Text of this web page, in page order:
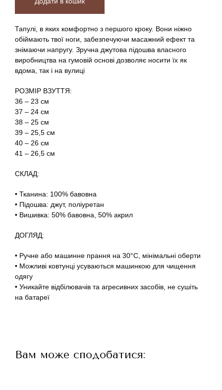
Тапулі, в яких комфортно з першого кроку. Вони ніжно
обіймають твої ноги, забезпечуючи масажний ефект та
знімаючи напругу. Зручна джутова підошва власного
виробництва на гумовій основі дозволяє носити їх як
вдома, так і на вулиці
РОЗМІР ВЗУТТЯ:
36 – 23 см
37 – 24 см
38 – 25 см
39 – 25,5 см
40 – 26 см
41 – 26,5 см
СКЛАД:
• Тканина: 100% бавовна
• Підошва: джут, поліуретан
• Вишивка: 50% бавовна, 50% акрил
ДОГЛЯД:
• Ручне або машинне прання на 30°C, мінімальні оберти
• Можливі ковтунці усуваються машинкою для чищення
одягу
• Уникайте відбілювачів та агресивних засобів, не сушіть
на батареї
Вам може сподобатися: